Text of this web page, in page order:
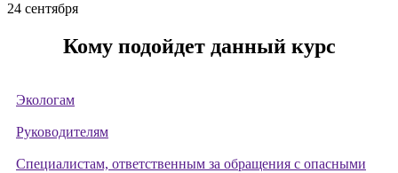
24 сентября
​Кому подойдет данный курс
Экологам
Руководителям
Специалистам, ответственным за обращения с опасными